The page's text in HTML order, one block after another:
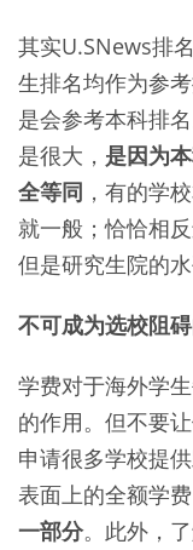
其实U.SNews排
生排名均作为参
是会参考本科排
是很大， 是因为
全等同 ，有的学
就一般；恰恰相
但是研究生院的水
不可成为选校阻碍
学费对于海外学
的作用。但不要
申请很多学校提
表面上的全额学费
一部分。此外，